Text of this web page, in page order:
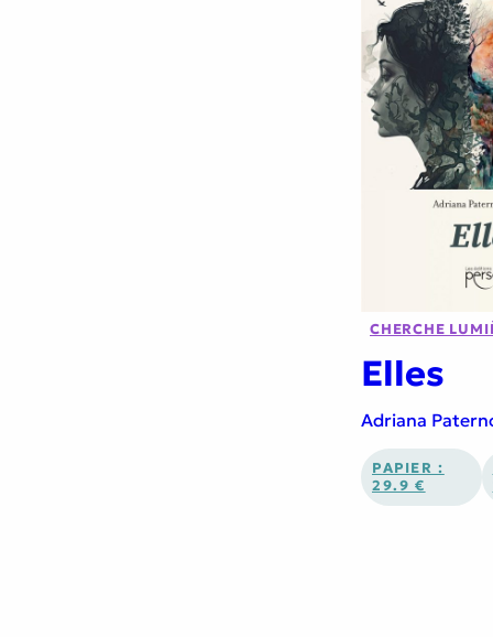
CHERCHE
Elles
Adriana
PAPIER :
29.9 €